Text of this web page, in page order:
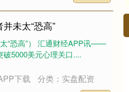
未太“恐高”
“恐高”） 汇通财经APP讯——
5000美元心理关口....
下载 分类：实盘配资
4694.44 43.13 0.93%